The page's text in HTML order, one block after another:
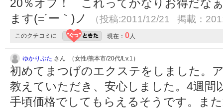
20％オフ！ これってかなりお得だな
ます(=´ー｀)ノ
（投稿:2011/12/21 掲載：
このクチコミに 現在： 0人
ゆかりぶた さん （女性/熊本市/20代/Lv.1）
初めてまつげのエクステをしました。
教えていただき、安心しました。4週間
手頃価格でしてもらえるそうです。ま